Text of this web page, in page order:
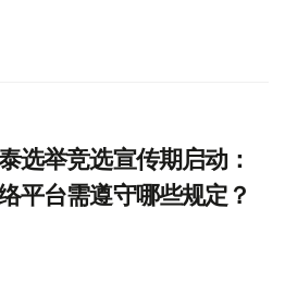
选举竞选宣传期启动：
平台需遵守哪些规定？